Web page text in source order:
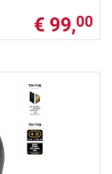
€ 99,00